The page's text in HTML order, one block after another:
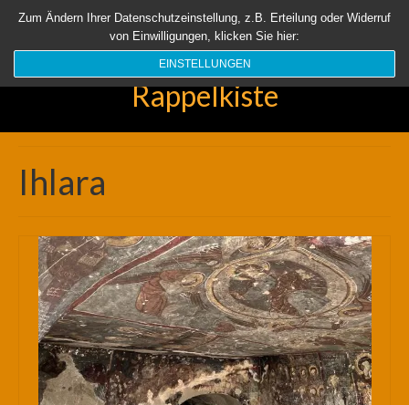
Startseite Aktuell Über uns Unsere Rappelkiste Länder
Suchen
Rappelkiste
Ihlara
Zum Ändern Ihrer Datenschutzeinstellung, z.B. Erteilung oder Widerruf
von Einwilligungen, klicken Sie hier:
EINSTELLUNGEN